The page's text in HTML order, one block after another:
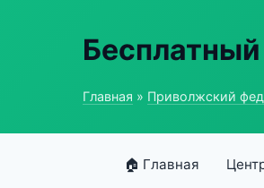
Главная » Приволжский
🏠 Главная